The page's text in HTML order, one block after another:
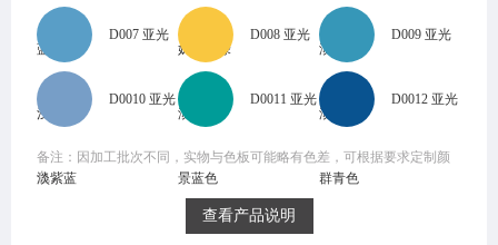
蓝灰色 奶油淡绿 淡蓝色
D007 亚光
浅蓝色
D008 亚光
淡黄色
D009 亚光
淡天蓝
D0010 亚光
淡紫蓝
D0011 亚光
景蓝色
D0012 亚光
群青色
备注：因加工批次不同，实物与色板可能略有色差，可根据要求定制颜
色。
查看产品说明